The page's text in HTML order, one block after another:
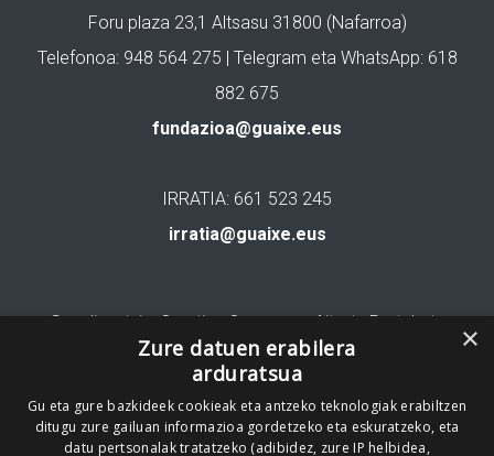
Foru plaza 23,1 Altsasu 31800 (Nafarroa)
Telefonoa: 948 564 275 | Telegram eta WhatsApp: 618
882 675
fundazioa@guaixe.eus
IRRATIA: 661 523 245
irratia@guaixe.eus
Gure lizentzia: Creative Commons Aitortu Partekatu
Codesyntaxek garatua
×
Zure datuen erabilera
arduratsua
Gu eta gure bazkideek cookieak eta antzeko teknologiak erabiltzen
ditugu zure gailuan informazioa gordetzeko eta eskuratzeko, eta
datu pertsonalak tratatzeko (adibidez, zure IP helbidea,